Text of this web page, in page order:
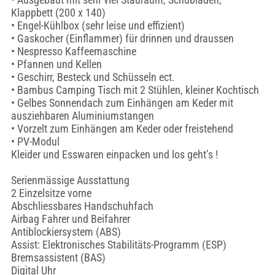
Klappbett (200 x 140)
• Engel-Kühlbox (sehr leise und effizient)
• Gaskocher (Einflammer) für drinnen und draussen
• Nespresso Kaffeemaschine
• Pfannen und Kellen
• Geschirr, Besteck und Schüsseln ect.
• Bambus Camping Tisch mit 2 Stühlen, kleiner Kochtisch
• Gelbes Sonnendach zum Einhängen am Keder mit
ausziehbaren Aluminiumstangen
• Vorzelt zum Einhängen am Keder oder freistehend
• PV-Modul
Kleider und Esswaren einpacken und los geht’s !
Serienmässige Ausstattung
2 Einzelsitze vorne
Abschliessbares Handschuhfach
Airbag Fahrer und Beifahrer
Antiblockiersystem (ABS)
Assist: Elektronisches Stabilitäts-Programm (ESP)
Bremsassistent (BAS)
Digital Uhr